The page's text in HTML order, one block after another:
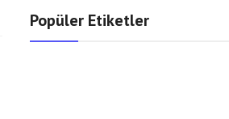
Popüler Etiketler